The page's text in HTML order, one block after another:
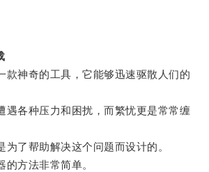
神奇的工具，它能够迅速驱散人们的
各种压力和困扰，而繁忧更是常常缠
了帮助解决这个问题而设计的。
方法非常简单。